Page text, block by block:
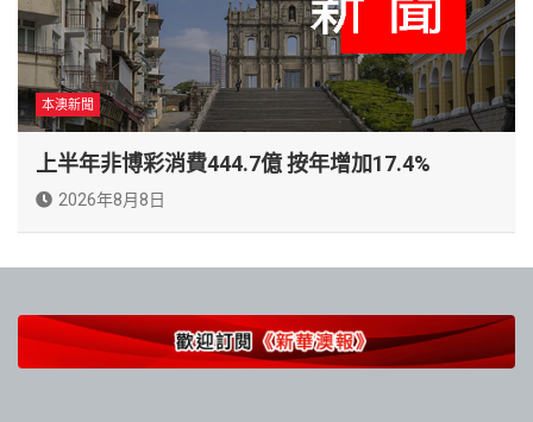
本澳新聞
上半年非博彩消費444.7億 按年增加17.4%
2026年8月8日